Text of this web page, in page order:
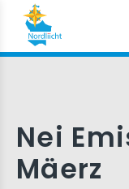
Nei
Mäerz